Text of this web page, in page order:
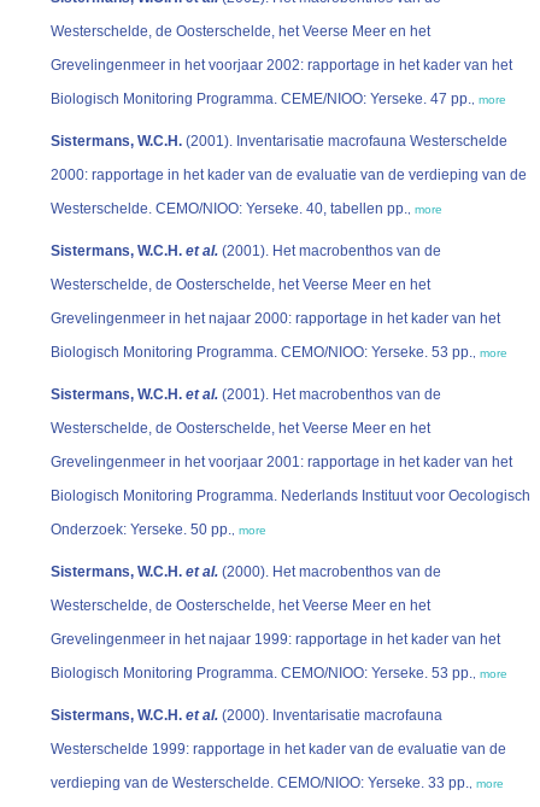
Westerschelde, de Oosterschelde, het Veerse Meer en het
Grevelingenmeer in het voorjaar 2002: rapportage in het kader van het
Biologisch Monitoring Programma. CEME/NIOO: Yerseke. 47 pp., more
Sistermans, W.C.H. (2001). Inventarisatie macrofauna Westerschelde
2000: rapportage in het kader van de evaluatie van de verdieping van de
Westerschelde. CEMO/NIOO: Yerseke. 40, tabellen pp., more
Sistermans, W.C.H. et al. (2001). Het macrobenthos van de
Westerschelde, de Oosterschelde, het Veerse Meer en het
Grevelingenmeer in het najaar 2000: rapportage in het kader van het
Biologisch Monitoring Programma. CEMO/NIOO: Yerseke. 53 pp., more
Sistermans, W.C.H. et al. (2001). Het macrobenthos van de
Westerschelde, de Oosterschelde, het Veerse Meer en het
Grevelingenmeer in het voorjaar 2001: rapportage in het kader van het
Biologisch Monitoring Programma. Nederlands Instituut voor Oecologisch
Onderzoek: Yerseke. 50 pp., more
Sistermans, W.C.H. et al. (2000). Het macrobenthos van de
Westerschelde, de Oosterschelde, het Veerse Meer en het
Grevelingenmeer in het najaar 1999: rapportage in het kader van het
Biologisch Monitoring Programma. CEMO/NIOO: Yerseke. 53 pp., more
Sistermans, W.C.H. et al. (2000). Inventarisatie macrofauna
Westerschelde 1999: rapportage in het kader van de evaluatie van de
verdieping van de Westerschelde. CEMO/NIOO: Yerseke. 33 pp., more